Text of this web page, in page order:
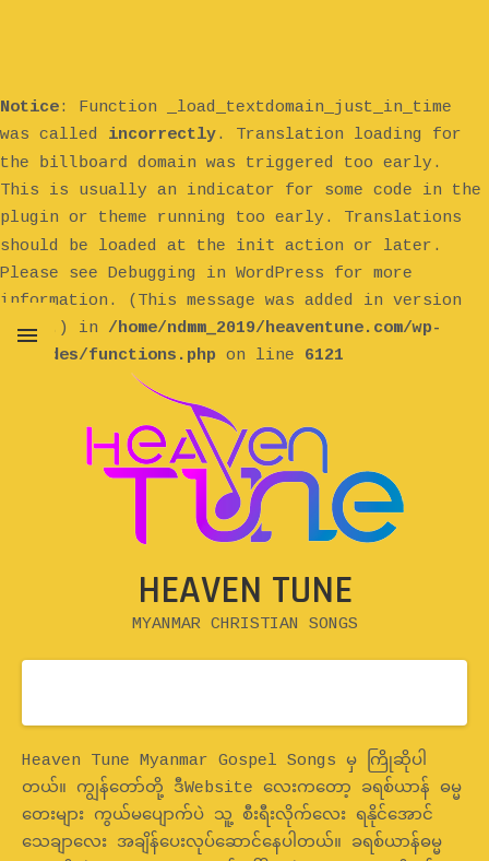
Notice: Function _load_textdomain_just_in_time
was called incorrectly. Translation loading for
the billboard domain was triggered too early.
This is usually an indicator for some code in the
plugin or theme running too early. Translations
should be loaded at the init action or later.
Please see Debugging in WordPress for more
information. (This message was added in version
6.7.0.) in /home/ndmm_2019/heaventune.com/wp-
includes/functions.php on line 6121
HEAVEN TUNE
MYANMAR CHRISTIAN SONGS
Home
Heaven Tune Myanmar Gospel Songs မှ ကြိုဆိုပါ
တယ်။ ကျွန်တော်တို့ ဒီWebsite လေးကတော့ ခရစ်ယာန် ဓမ္မ
တေးများ ကွယ်မပျောက်ပဲ သူ့ စီးရီးလိုက်လေး ရနိုင်အောင်
သေချာလေး အချိန်ပေးလုပ်ဆောင်နေပါတယ်။ ခရစ်ယာန်ဓမ္မ